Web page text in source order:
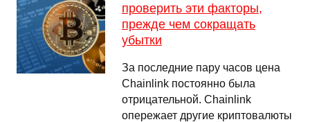
проверить эти факторы,
прежде чем сокращать
убытки
За последние пару часов цена
Chainlink постоянно была
отрицательной. Chainlink
опережает другие криптовалюты